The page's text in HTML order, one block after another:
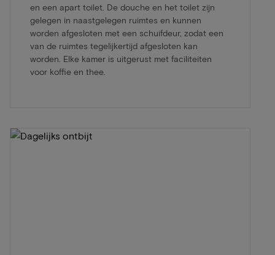
en een apart toilet. De douche en het toilet zijn
gelegen in naastgelegen ruimtes en kunnen
worden afgesloten met een schuifdeur, zodat een
van de ruimtes tegelijkertijd afgesloten kan
worden. Elke kamer is uitgerust met faciliteiten
voor koffie en thee.